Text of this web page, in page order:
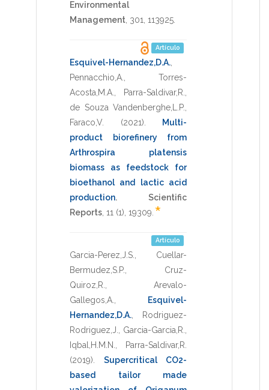
Environmental
Management 301 113925
Artículo
Esquivel-Hernandez,D.A.
Pennacchio,A.
Torres-
Acosta,M.A.
Parra-Saldivar,R.
de Souza Vandenberghe,L.P.
Faraco,V.
(2021)
Multi-
product biorefinery from
Arthrospira platensis
biomass as feedstock for
bioethanol and lactic acid
production.
Scientific
Reports 11 (1), 19309 *
Artículo
Garcia-Perez,J.S.
Cuellar-
Bermudez,S.P.
Cruz-
Quiroz,R.
Arevalo-
Gallegos,A.
Esquivel-
Hernandez,D.A.
Rodriguez-
Rodriguez,J.
Garcia-Garcia,R.
Iqbal,H.M.N.
Parra-Saldivar,R.
(2019)
Supercritical CO2-
based tailor made